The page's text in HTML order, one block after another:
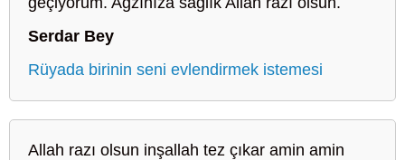
Serdar Bey
Rüyada birinin seni evlendirmek istemesi
Allah razı olsun inşallah tez çıkar amin amin